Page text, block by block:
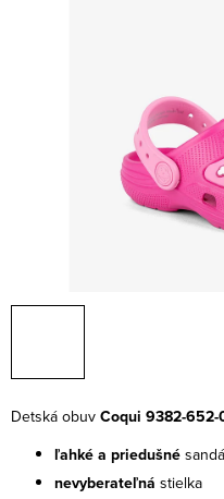
Detská obuv Coqui 9382-
ľahké a priedušné
nevyberateľná stielka